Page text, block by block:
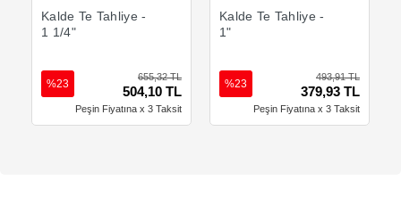
Kalde Te Tahliye -
1 1/4"
655,32 TL
504,10 TL
%23
Peşin Fiyatına x 3 Taksit
Kalde Te Tahliye -
1"
493,91 TL
379,93 TL
%23
Peşin Fiyatına x 3 Taksit